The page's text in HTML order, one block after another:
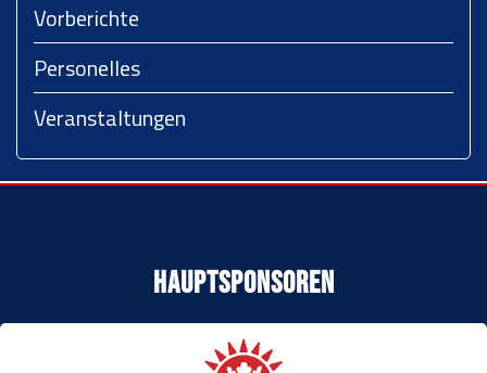
Vorberichte
Personelles
Veranstaltungen
Hauptsponsoren